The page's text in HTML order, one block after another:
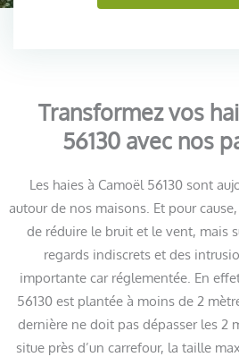
Transformez vos
56130 avec nos
Les haies à Camoël 56130 sont
autour de nos maisons. Et pour
de réduire le bruit et le vent, mais
regards indiscrets et des
importante car réglementée. En
56130 est plantée à moins de 2
dernière ne doit pas dépasser les 2
situe près d’un carrefour, la taille